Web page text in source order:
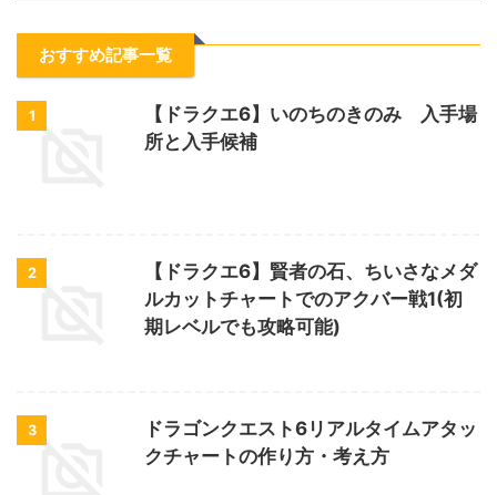
おすすめ記事一覧
1
【ドラクエ6】いのちのきのみ 入手場
所と入手候補
2
【ドラクエ6】賢者の石、ちいさなメダ
ルカットチャートでのアクバー戦1(初
期レベルでも攻略可能)
3
ドラゴンクエスト6リアルタイムアタッ
クチャートの作り方・考え方